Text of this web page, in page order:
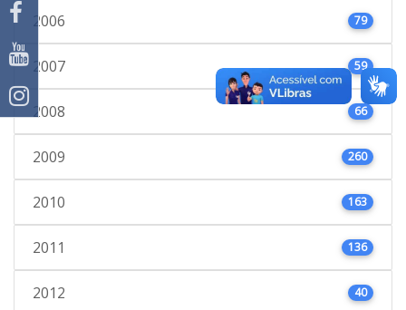
2006 79
2007 59
2008 66
2009 260
2010 163
2011 136
2012 40